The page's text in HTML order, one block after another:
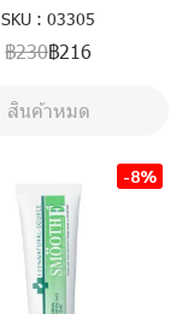
SKU : 03305
฿230฿216
สินค้าหมด
-8%